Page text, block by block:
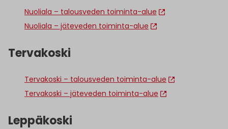
Nuoliala – talousveden toiminta-alue
Nuoliala – jäteveden toiminta-alue
Tervakoski
Tervakoski – talousveden toiminta-alue
Tervakoski – jäteveden toiminta-alue
Leppäkoski